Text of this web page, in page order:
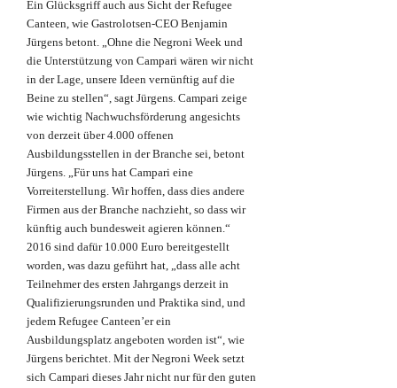
Ein Glücksgriff auch aus Sicht der Refugee
Canteen, wie Gastrolotsen-CEO Benjamin
Jürgens betont. „Ohne die Negroni Week und
die Unterstützung von Campari wären wir nicht
in der Lage, unsere Ideen vernünftig auf die
Beine zu stellen“, sagt Jürgens. Campari zeige
wie wichtig Nachwuchsförderung angesichts
von derzeit über 4.000 offenen
Ausbildungsstellen in der Branche sei, betont
Jürgens. „Für uns hat Campari eine
Vorreiterstellung. Wir hoffen, dass dies andere
Firmen aus der Branche nachzieht, so dass wir
künftig auch bundesweit agieren können.“
2016 sind dafür 10.000 Euro bereitgestellt
worden, was dazu geführt hat, „dass alle acht
Teilnehmer des ersten Jahrgangs derzeit in
Qualifizierungsrunden und Praktika sind, und
jedem Refugee Canteen’er ein
Ausbildungsplatz angeboten worden ist“, wie
Jürgens berichtet. Mit der Negroni Week setzt
sich Campari dieses Jahr nicht nur für den guten